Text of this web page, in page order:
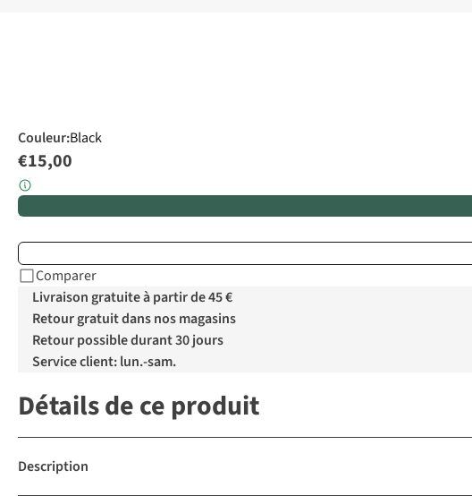
Couleur:Black
€15,00
Comparer
Livraison gratuite à partir de 45 €
Retour gratuit dans nos magasins
Retour possible durant 30 jours
Service client: lun.-sam.
Détails de ce produit
Description